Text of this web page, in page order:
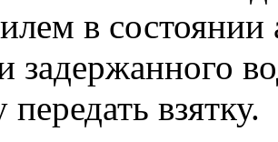
в состоянии
задержанного
взятку.